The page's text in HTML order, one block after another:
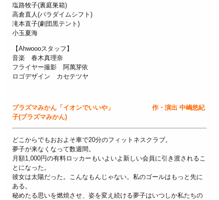
塩路牧子(裏庭巣箱)
高倉直人(パラダイムシフト)
滝本直子(劇団黒テント)
小玉夏海
【Ahwoooスタッフ】
音楽 春木真理奈
フライヤー撮影 阿萬芽依
ロゴデザイン カセテツヤ
プラズマみかん「イオンでいいや」 作・演出 中嶋悠紀
子(プラズマみかん)
どこからでもおおよそ車で20分のフィットネスクラブ。
夢子が来なくなって数週間。
月額1,000円の有料ロッカーもいよいよ新しい会員に引き渡されるこ
とになった。
彼女は太陽だった。こんなもんじゃない。私のゴールはもっと先に
ある。
秘めたる思いを燃焼させ、姿を変え続ける夢子はいつしか私たちの